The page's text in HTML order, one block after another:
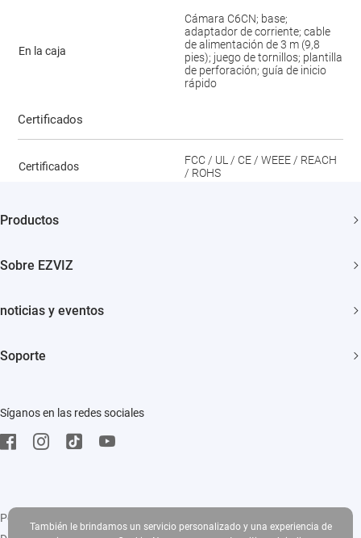
En la caja
Cámara C6CN; base;
adaptador de corriente; cable
de alimentación de 3 m (9,8
pies); juego de tornillos; plantilla
de perforación; guía de inicio
rápido
Certificados
Certificados
FCC / UL / CE / WEEE / REACH
/ ROHS
Productos
Sobre EZVIZ
Cooperación
noticias y eventos
Soporte
Descargar
Síganos en las redes sociales
Política de privacidad
También le brindamos un servicio personalizado y una experiencia de